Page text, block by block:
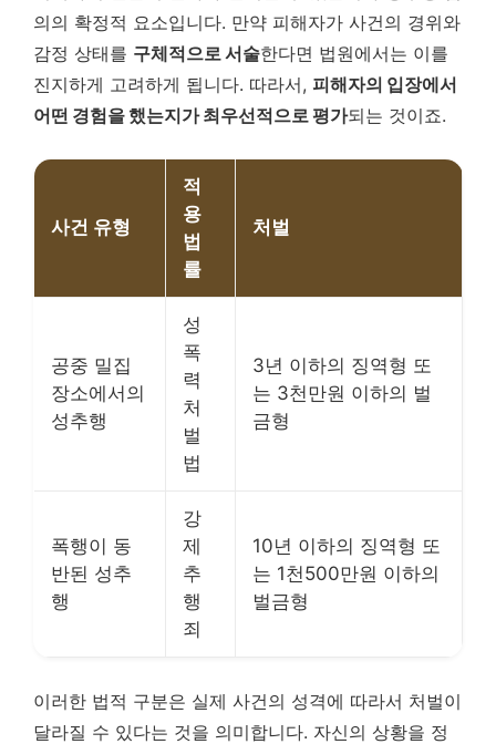
의의 확정적 요소입니다. 만약 피해자가 사건의 경위와
감정 상태를 구체적으로 서술한다면 법원에서는 이를
진지하게 고려하게 됩니다. 따라서, 피해자의 입장에서
어떤 경험을 했는지가 최우선적으로 평가되는 것이죠.
사건 유형
적
용
법
률
처벌
공중 밀집
장소에서의
성추행
성
폭
력
처
벌
법
3년 이하의 징역형 또
는 3천만원 이하의 벌
금형
폭행이 동
반된 성추
행
강
제
추
행
죄
10년 이하의 징역형 또
는 1천500만원 이하의
벌금형
이러한 법적 구분은 실제 사건의 성격에 따라서 처벌이
달라질 수 있다는 것을 의미합니다. 자신의 상황을 정